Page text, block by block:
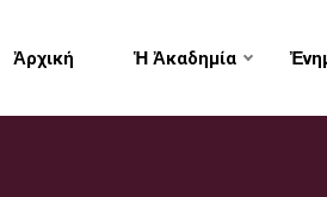
Ἀρχική Ἡ Ἀκαδημία